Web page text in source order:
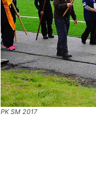
PK SM 2017